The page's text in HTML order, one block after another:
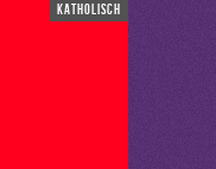
katholisch